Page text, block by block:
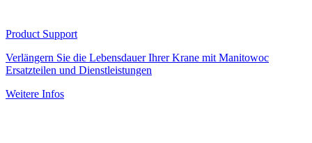
Product Support
Verlängern Sie die Lebensdauer Ihrer Krane mit Manitowoc
Ersatzteilen und Dienstleistungen
Weitere Infos